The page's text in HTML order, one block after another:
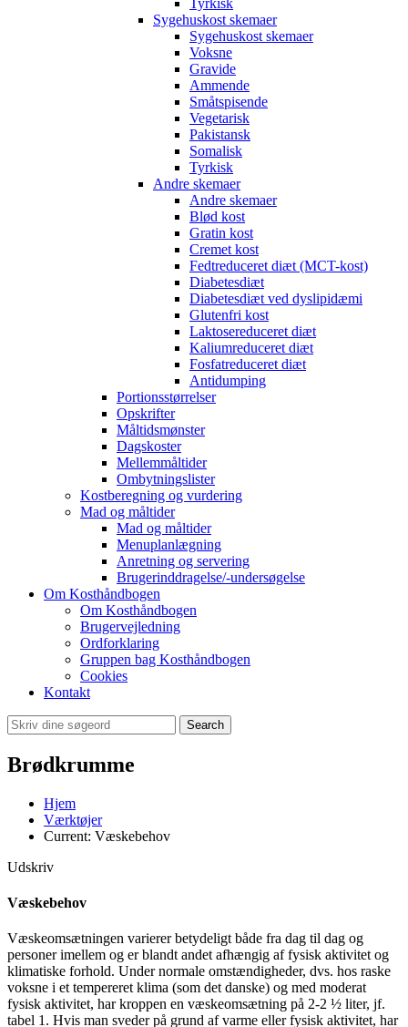
Tyrkisk
Sygehuskost skemaer
Sygehuskost skemaer
Voksne
Gravide
Ammende
Småtspisende
Vegetarisk
Pakistansk
Somalisk
Tyrkisk
Andre skemaer
Andre skemaer
Blød kost
Gratin kost
Cremet kost
Fedtreduceret diæt (MCT-kost)
Diabetesdiæt
Diabetesdiæt ved dyslipidæmi
Glutenfri kost
Laktosereduceret diæt
Kaliumreduceret diæt
Fosfatreduceret diæt
Antidumping
Portionsstørrelser
Opskrifter
Måltidsmønster
Dagskoster
Mellemmåltider
Ombytningslister
Kostberegning og vurdering
Mad og måltider
Mad og måltider
Menuplanlægning
Anretning og servering
Brugerinddragelse/-undersøgelse
Om Kosthåndbogen
Om Kosthåndbogen
Brugervejledning
Ordforklaring
Gruppen bag Kosthåndbogen
Cookies
Kontakt
Search
Brødkrumme
Hjem
Værktøjer
Current: Væskebehov
Udskriv
Væskebehov
Væskeomsætningen varierer betydeligt både fra dag til dag og
personer imellem og er blandt andet afhængig af fysisk aktivitet og
klimatiske forhold. Under normale omstændigheder, dvs. hos raske
voksne i et tempereret klima (som det danske) og med moderat
fysisk aktivitet, har kroppen en væskeomsætning på 2-2 ½ liter, jf.
tabel 1. Hvis man sveder på grund af varme eller fysisk aktivitet, har